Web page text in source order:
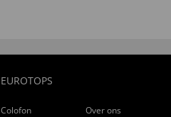
EUROTOPS
Colofon Over ons